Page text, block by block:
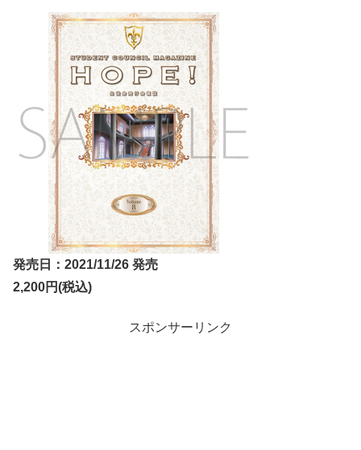
発売日：2021/11/26 発売
2,200円(税込)
スポンサーリンク